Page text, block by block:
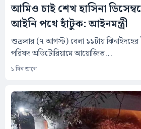
আমিও চাই শেখ হাসিনা
আইনি পথে হাঁটুক: আইনমন্ত্রী
শুক্রবার (৭ আগস্ট) বেলা ১১টায়
পরিষদ অডিটোরিয়ামে আয়োজিত...
১ দিন আগে